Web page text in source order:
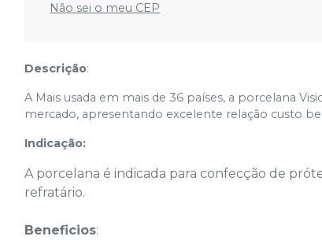
Não sei o meu CEP
Descrição:
A Mais usada em mais de 36 países, a porcelana
mercado, apresentando excelente relação custo
Indicação:
A porcelana é indicada para confecção de
refratário.
Beneficios: